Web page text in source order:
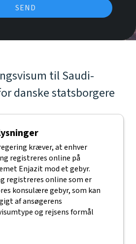
SEND
til Saudi-
danske statsborgere
kræver, at enhver
registreres online på
Enjazit mod et gebyr.
registreres online som er
konsulære gebyr, som kan
af ansøgerens
og rejsens formål